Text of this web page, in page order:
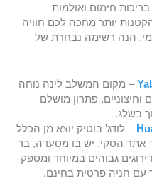
חימום ואולמות
יותר מחכה לכם חוויה
הנה רשימה נבחרת של
– מקום המשלב לינה נוחה
וחיצוניים, פתרון מושלם
בשלג.
– לודג' בוטיק יוצא מן הכלל
אתר הסקי. יש בו מסעדה, בר
גבוהים במיוחד ומספק
עם חניה פרטית בחינם.